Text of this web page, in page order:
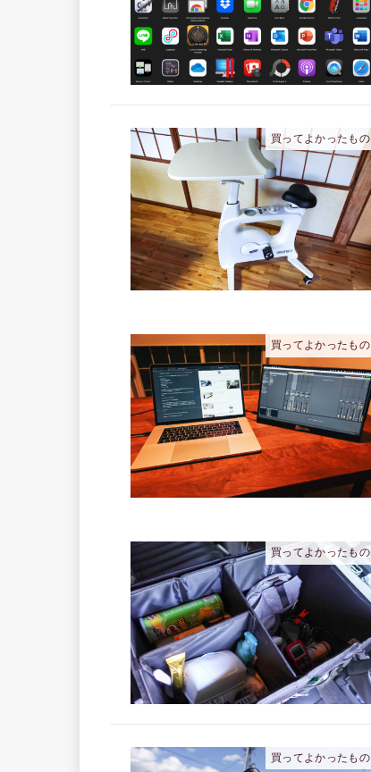
買ってよかったもの
買ってよかったもの
買ってよかったもの
買ってよかったもの